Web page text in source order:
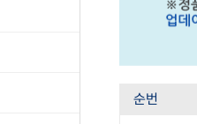
순번